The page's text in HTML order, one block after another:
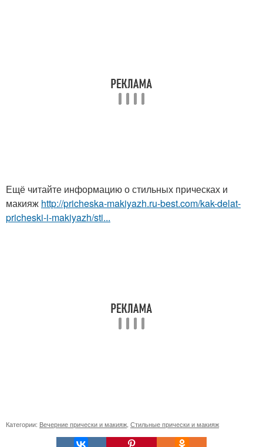
Ещё читайте информацию о стильных прическах и
макияж http://pricheska-makiyazh.ru-best.com/kak-delat-
pricheski-i-makiyazh/sti...
Категории: Вечерние прически и макияж Стильные прически и макияж